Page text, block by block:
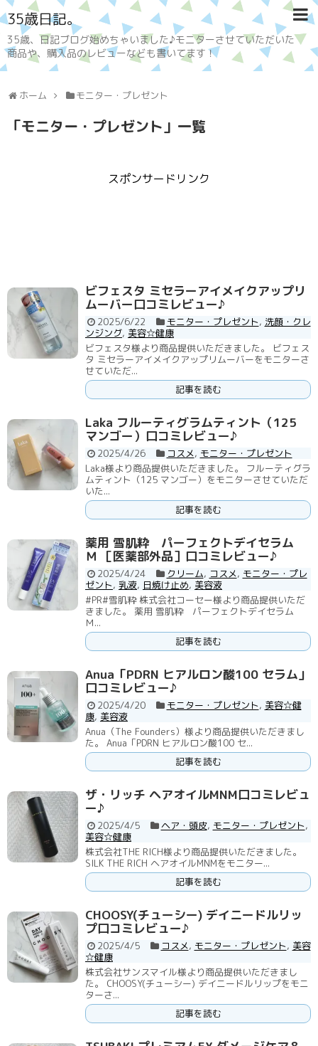
35歳日記。
35歳、日記ブログ始めちゃいました♪モニターさせていただいた
商品や、購入品のレビューなども書いてます！
ホーム モニター・プレゼント
「モニター・プレゼント 」 一覧
スポンサードリンク
ビフェスタ ミセラーアイメイクアップリ
ムーバー口コミレビュー♪
2025/6/22 モニター・プレゼント, 洗顔・クレ
ンジング, 美容☆健康
ビフェスタ様より商品提供いただきました。 ビフェス
タ ミセラーアイメイクアップリムーバーをモニターさ
せていただ...
記事を読む
Laka フルーティグラムティント（125
マンゴー）口コミレビュー♪
2025/4/26 コスメ, モニター・プレゼント
Laka様より商品提供いただきました。 フルーティグラ
ムティント（125 マンゴー）をモニターさせていただ
いた...
記事を読む
薬用 雪肌粋 パーフェクトデイセラム
Ｍ ［医薬部外品］口コミレビュー♪
2025/4/24 クリーム, コスメ, モニター・プレ
ゼント, 乳液, 日焼け止め, 美容液
#PR#雪肌粋 株式会社コーセー様より商品提供いただ
きました。 薬用 雪肌粋 パーフェクトデイセラム
Ｍ...
記事を読む
Anua「PDRN ヒアルロン酸100 セラム」
口コミレビュー♪
2025/4/20 モニター・プレゼント, 美容☆健
康, 美容液
Anua（The Founders）様より商品提供いただきまし
た。 Anua「PDRN ヒアルロン酸100 セ...
記事を読む
ザ・リッチ ヘアオイルMNM口コミレビュ
ー♪
2025/4/5 ヘア・頭皮, モニター・プレゼント,
美容☆健康
株式会社THE RICH様より商品提供いただきました。
SILK THE RICH ヘアオイルMNMをモニター...
記事を読む
CHOOSY(チューシー) デイニードルリッ
プ口コミレビュー♪
2025/4/5 コスメ, モニター・プレゼント, 美容
☆健康
株式会社サンスマイル様より商品提供いただきまし
た。 CHOOSY(チューシー) デイニードルリップをモニ
ターさ...
記事を読む